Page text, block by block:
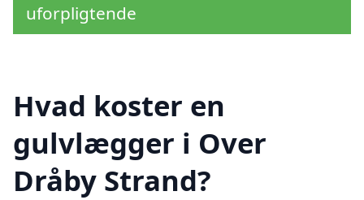
uforpligtende
Hvad koster en
gulvlægger i Over
Dråby Strand?